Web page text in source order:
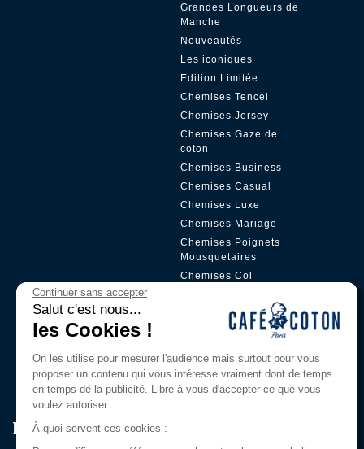
Grandes Longueurs de
Manche
Nouveautés
Les iconiques
Edition Limitée
Chemises Tencel
Chemises Jersey
Chemises Gaze de
coton
Chemises Business
Chemises Casual
Chemises Luxe
Chemises Mariage
Chemises Poignets
Mousquetaires
Chemises Col
Chemises Col Mao
Chemises Petit Col
Cachée
Rejoignez Notre Club Privilège
Continuer sans accepter
Salut c'est nous...
les Cookies !
On les utilise pour mesurer l'audience mais surtout pour vous
proposer un contenu qui vous intéresse vraiment dont de temps
en temps de la publicité. Libre à vous d'accepter ce que vous
voulez autoriser.
À quoi servent ces cookies :